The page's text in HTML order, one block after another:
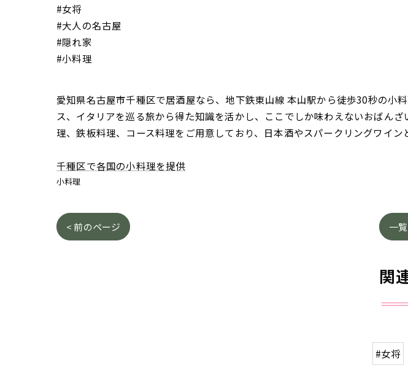
#女将
#大人の名古屋
#隠れ家
#小料理
愛知県名古屋市千種区で居酒屋なら、地下鉄東山線 本山駅から徒歩30秒の小
ス、イタリアを巡る旅から得た知識を活かし、ここでしか味わえないおばん
理、鉄板料理、コース料理をご用意しており、日本酒やスパークリングワイン
千種区で各国の小料理を提供
小料理
< 前のページ 一
関
#女将